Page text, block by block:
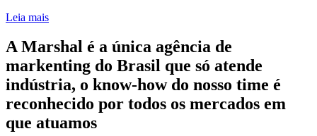
Leia mais
A Marshal é a única agência de
markenting do Brasil que só atende
indústria, o know-how do nosso time é
reconhecido por todos os mercados em
que atuamos